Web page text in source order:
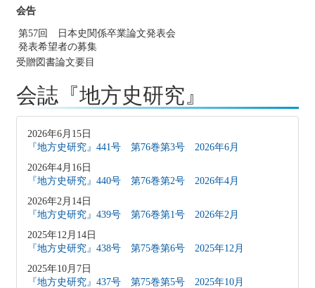
会告
第57回 日本史関係卒業論文発表会
発表希望者の募集
受贈図書論文要目
会誌『地方史研究』
2026年6月15日
『地方史研究』441号 第76巻第3号 2026年6月
2026年4月16日
『地方史研究』440号 第76巻第2号 2026年4月
2026年2月14日
『地方史研究』439号 第76巻第1号 2026年2月
2025年12月14日
『地方史研究』438号 第75巻第6号 2025年12月
2025年10月7日
『地方史研究』437号 第75巻第5号 2025年10月